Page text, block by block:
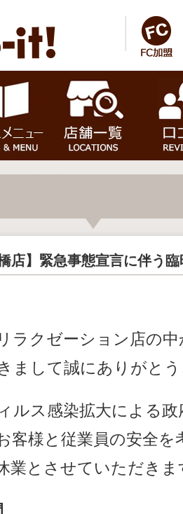
店】緊急事態宣言に伴う
ラクゼーション店の
まして誠にありがと
ルス感染拡大による政
客様と従業員の安全を
業とさせていただきま